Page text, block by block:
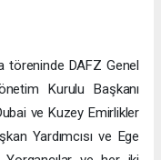
töreninde DAFZ Genel
Kurulu Başkanı
ve Kuzey Emirlikler
Yardımcısı ve Ege